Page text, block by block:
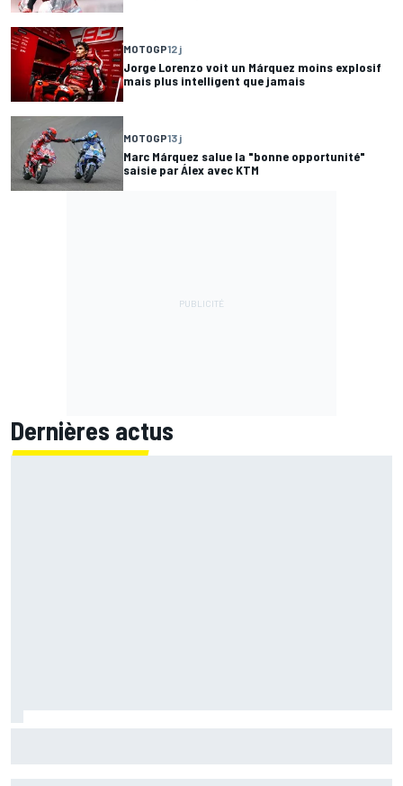
MOTOGP12 j
Jorge Lorenzo voit un Márquez moins explosif
mais plus intelligent que jamais
MOTOGP13 j
Marc Márquez salue la "bonne opportunité"
saisie par Álex avec KTM
Dernières actus